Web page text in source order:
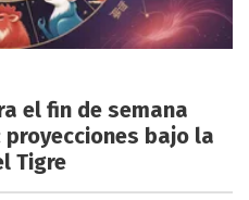
el fin de semana
bajo la
Tigre